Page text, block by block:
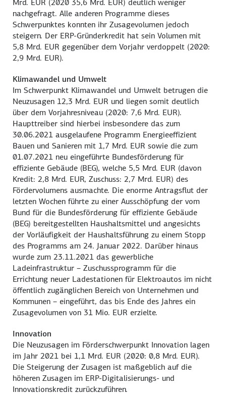
Mrd. EUR (2020 35,6 Mrd. EUR) deutlich weniger
nachgefragt. Alle anderen Programme dieses
Schwerpunktes konnten ihr Zusagevolumen jedoch
steigern. Der ERP-Gründerkredit hat sein Volumen mit
5,8 Mrd. EUR gegenüber dem Vorjahr verdoppelt (2020:
2,9 Mrd. EUR).
Klimawandel und Umwelt
Im Schwerpunkt Klimawandel und Umwelt betrugen die
Neuzusagen 12,3 Mrd. EUR und liegen somit deutlich
über dem Vorjahresniveau (2020: 7,6 Mrd. EUR).
Haupttreiber sind hierbei insbesondere das zum
30.06.2021 ausgelaufene Programm Energieeffizient
Bauen und Sanieren mit 1,7 Mrd. EUR sowie die zum
01.07.2021 neu eingeführte Bundesförderung für
effiziente Gebäude (BEG), welche 5,5 Mrd. EUR (davon
Kredit: 2,8 Mrd. EUR, Zuschuss: 2,7 Mrd. EUR) des
Fördervolumens ausmachte. Die enorme Antragsflut der
letzten Wochen führte zu einer Ausschöpfung der vom
Bund für die Bundesförderung für effiziente Gebäude
(BEG) bereitgestellten Haushaltsmittel und angesichts
der Vorläufigkeit der Haushaltsführung zu einem Stopp
des Programms am 24. Januar 2022. Darüber hinaus
wurde zum 23.11.2021 das gewerbliche
Ladeinfrastruktur – Zuschussprogramm für die
Errichtung neuer Ladestationen für Elektroautos im nicht
öffentlich zugänglichen Bereich von Unternehmen und
Kommunen – eingeführt, das bis Ende des Jahres ein
Zusagevolumen von 31 Mio. EUR erzielte.
Innovation
Die Neuzusagen im Förderschwerpunkt Innovation lagen
im Jahr 2021 bei 1,1 Mrd. EUR (2020: 0,8 Mrd. EUR).
Die Steigerung der Zusagen ist maßgeblich auf die
höheren Zusagen im ERP-Digitalisierungs- und
Innovationskredit zurückzuführen.